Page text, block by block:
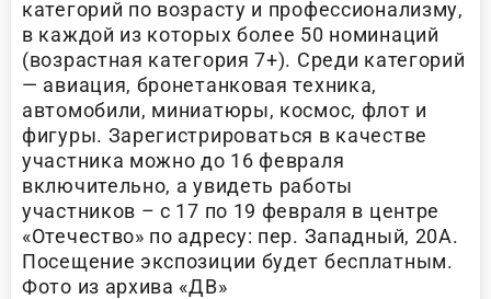
категорий по возрасту и профессионализму,
в каждой из которых более 50 номинаций
(возрастная категория 7+). Среди категорий
— авиация, бронетанковая техника,
автомобили, миниатюры, космос, флот и
фигуры. Зарегистрироваться в качестве
участника можно до 16 февраля
включительно, а увидеть работы
участников – с 17 по 19 февраля в центре
«Отечество» по адресу: пер. Западный, 20А.
Посещение экспозиции будет бесплатным.
Фото из архива «ДВ»